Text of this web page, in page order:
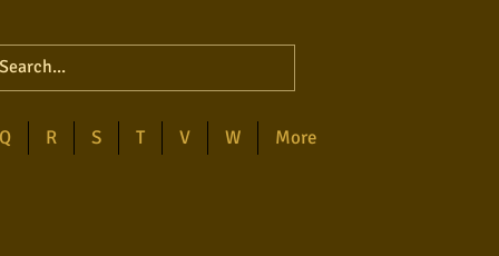
Q R S T V W More